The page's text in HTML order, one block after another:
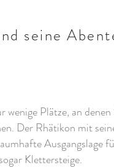
seine
Plätze, an denen
Der Rhätikon mit
Ausgangslage
Klettersteige.